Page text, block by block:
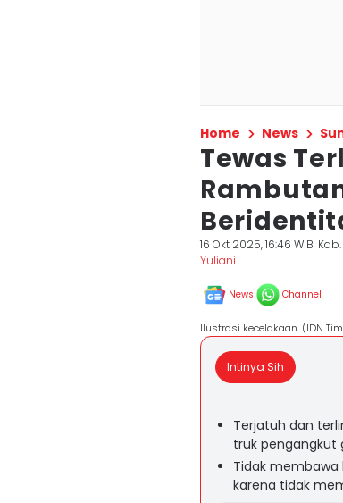
Home News
Tewas
16 Okt 2025, 16:46 WIB
Yuliani
News Channel
Ilustrasi kecelakaan. (IDN
Intinya Sih
Terjatuh dan
truk pengangkut
Tidak
karena tidak